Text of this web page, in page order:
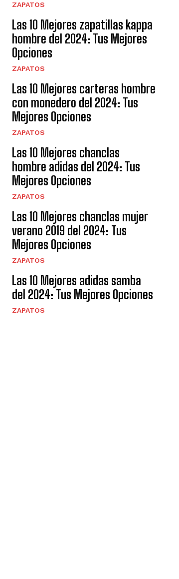
ZAPATOS
Las 10 Mejores zapatillas kappa
hombre del 2024: Tus Mejores
Opciones
ZAPATOS
Las 10 Mejores carteras hombre
con monedero del 2024: Tus
Mejores Opciones
ZAPATOS
Las 10 Mejores chanclas
hombre adidas del 2024: Tus
Mejores Opciones
ZAPATOS
Las 10 Mejores chanclas mujer
verano 2019 del 2024: Tus
Mejores Opciones
ZAPATOS
Las 10 Mejores adidas samba
del 2024: Tus Mejores Opciones
ZAPATOS